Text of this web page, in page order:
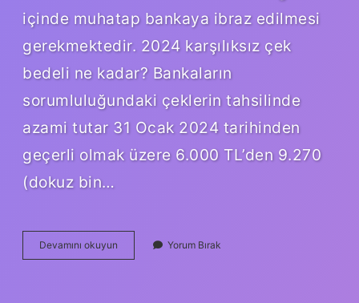
içinde muhatap bankaya ibraz edilmesi
gerekmektedir. 2024 karşılıksız çek
bedeli ne kadar? Bankaların
sorumluluğundaki çeklerin tahsilinde
azami tutar 31 Ocak 2024 tarihinden
geçerli olmak üzere 6.000 TL’den 9.270
(dokuz bin…
Devamını okuyun
Parası
Yorum Bırak